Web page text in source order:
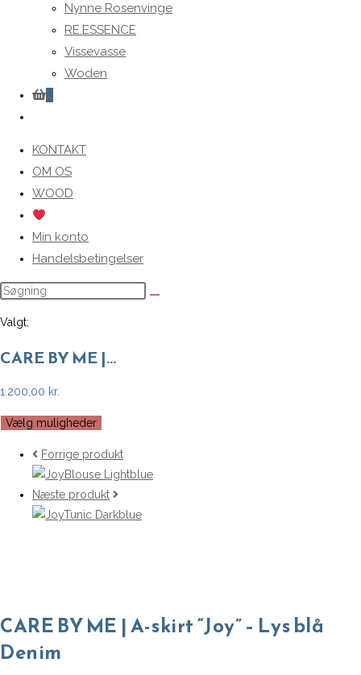
Nynne Rosenvinge
RE.ESSENCE
Vissevasse
Woden
0
search
KONTAKT
OM OS
WOOD
Min konto
Handelsbetingelser
Valgt:
CARE BY ME |…
1.200,00 kr.
Vælg muligheder
Forrige produkt
Næste produkt
CARE BY ME | A-skirt “Joy” – Lys blå
Denim